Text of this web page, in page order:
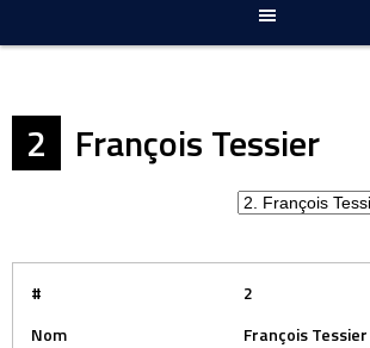
2 François Tessier
#
2
Nom
François Tessier